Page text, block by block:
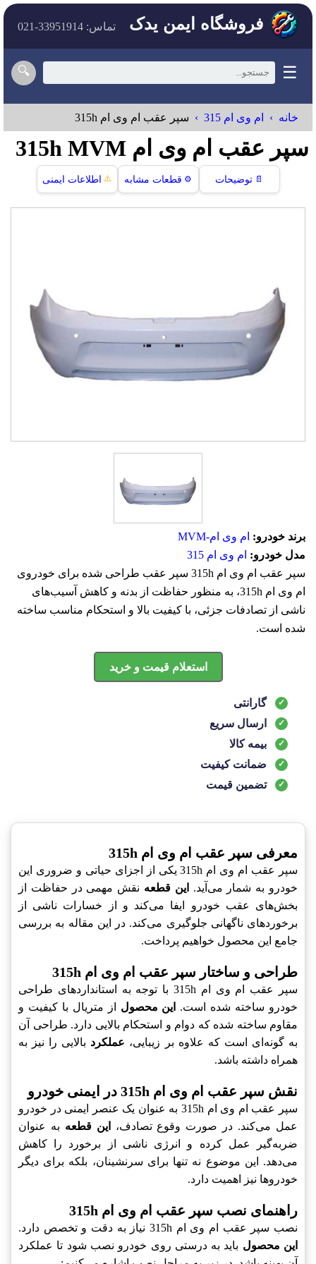
فروشگاه ایمن یدک تماس: 33951914-021
☰
🔍
خانه ام وی ام 315 سپر عقب ام وی ام 315h
سپر عقب ام وی ام 315h MVM
📄 توضیحات ⚙️ قطعات مشابه ⚠️ اطلاعات ایمنی
برند خودرو: ام وی ام-MVM
مدل خودرو: ام وی ام 315
سپر عقب ام وی ام 315h سپر عقب طراحی شده برای خودروی
ام وی ام 315h، به منظور حفاظت از بدنه و کاهش آسیب‌های
ناشی از تصادفات جزئی، با کیفیت بالا و استحکام مناسب ساخته
شده است.
استعلام قیمت و خرید
گارانتی
ارسال سریع
بیمه کالا
ضمانت کیفیت
تضمین قیمت
معرفی سپر عقب ام وی ام 315h
سپر عقب ام وی ام 315h یکی از اجزای حیاتی و ضروری این
خودرو به شمار می‌آید.
این قطعه نقش مهمی در حفاظت از
بخش‌های عقب خودرو ایفا می‌کند و از خسارات ناشی از
برخورد‌های ناگهانی جلوگیری می‌کند. در این مقاله به بررسی
جامع این محصول خواهیم پرداخت.
طراحی و ساختار سپر عقب ام وی ام 315h
سپر عقب ام وی ام 315h با توجه به استانداردهای طراحی
خودرو ساخته شده است.
این محصول از متریال با کیفیت و
مقاوم ساخته شده که دوام و استحکام بالایی دارد. طراحی آن
به گونه‌ای است که علاوه بر زیبایی، عملکرد بالایی را نیز به
همراه داشته باشد.
نقش سپر عقب ام وی ام 315h در ایمنی خودرو
سپر عقب ام وی ام 315h به عنوان یک عنصر ایمنی در خودرو
عمل می‌کند. در صورت وقوع تصادف،
این قطعه به عنوان
ضربه‌گیر عمل کرده و انرژی ناشی از برخورد را کاهش
می‌دهد. این موضوع نه تنها برای سرنشینان، بلکه برای دیگر
خودروها نیز اهمیت دارد.
راهنمای نصب سپر عقب ام وی ام 315h
نصب سپر عقب ام وی ام 315h نیاز به دقت و تخصص دارد.
این محصول باید به درستی روی خودرو نصب شود تا عملکرد